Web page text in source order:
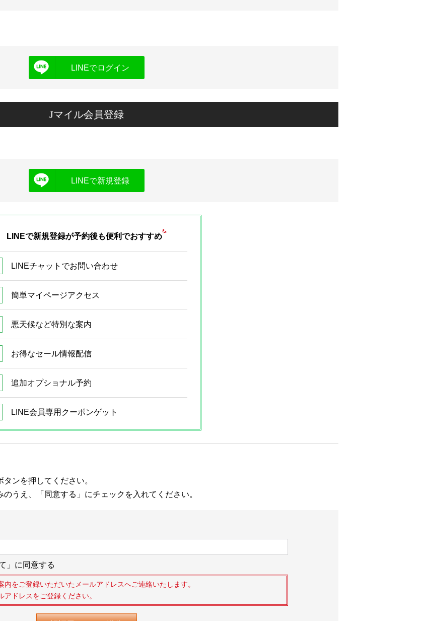
LINEでログイン
Jマイル会員登録
LINEで新規登録
LINEで新規登録が予約後も便利でおすすめ
LINEチャットでお問い合わせ
簡単マイページアクセス
悪天候など特別な案内
お得なセール情報配信
追加オプショナル予約
LINE会員専用クーポンゲット
ンを押してください。
のうえ、「同意する」にチェックを入れてください。
」に同意する
をご登録いただいたメールアドレスへご連絡いたします。
ドレスをご登録ください。